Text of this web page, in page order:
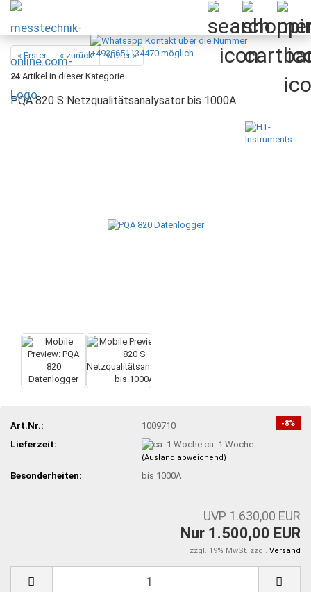
« Erster « zurück
weiter »
24 Artikel in dieser Kategorie
PQA 820 S Netzqualitätsanalysator bis 1000A
-8%
Art.Nr.:
1009710
Lieferzeit:
ca. 1 Woche
(Ausland abweichend)
Besonderheiten: bis 1000A
UVP 1.630,00 EUR
Nur 1.500,00 EUR
zzgl. 19% MwSt. zzgl. Versand